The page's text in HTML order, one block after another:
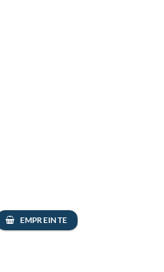
EMPREINTE